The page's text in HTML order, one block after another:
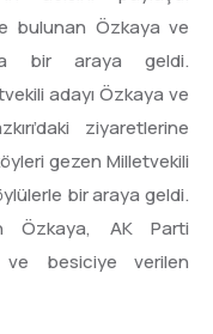
bulunan Özkaya ve
bir araya geldi.
adayı Özkaya ve
ziyaretlerine
gezen Milletvekili
bir araya geldi.
Özkaya, AK Parti
ve besiciye verilen